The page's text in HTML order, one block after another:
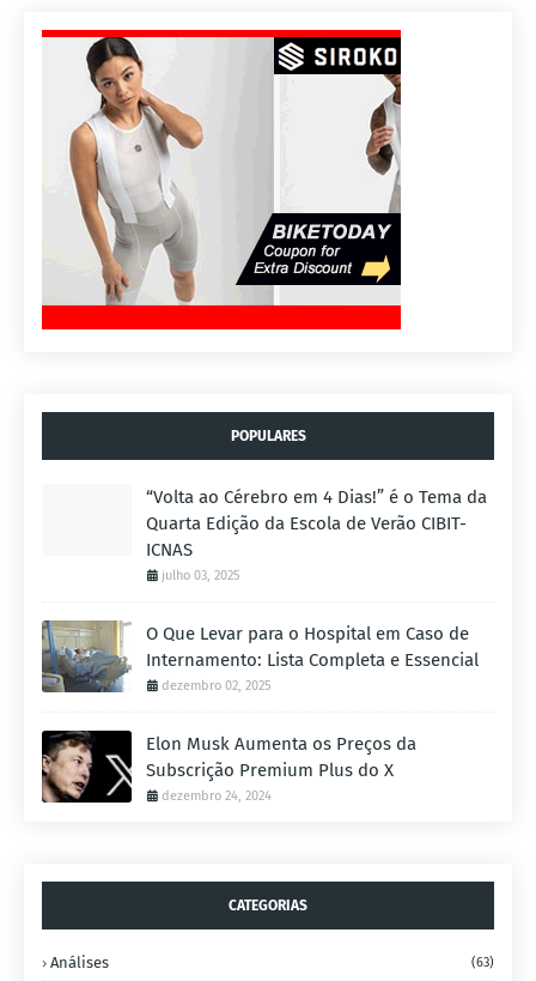
POPULARES
“Volta ao Cérebro em 4 Dias!” é o Tema da
Quarta Edição da Escola de Verão CIBIT-
ICNAS
julho 03, 2025
O Que Levar para o Hospital em Caso de
Internamento: Lista Completa e Essencial
dezembro 02, 2025
Elon Musk Aumenta os Preços da
Subscrição Premium Plus do X
dezembro 24, 2024
CATEGORIAS
Análises (63)